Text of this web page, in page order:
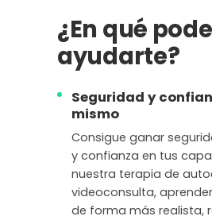
¿En qué
ayudarte?
Seguridad y
mismo
Consigue ganar
y confianza en tus
nuestra terapia de
videoconsulta,
de forma más realista,